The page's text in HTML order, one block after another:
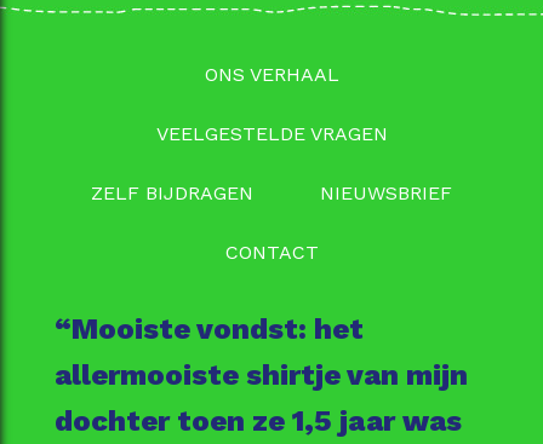
ONS VERHAAL
VEELGESTELDE VRAGEN
ZELF BIJDRAGEN NIEUWSBRIEF
CONTACT
“Mooiste vondst: het
allermooiste shirtje van mijn
dochter toen ze 1,5 jaar was